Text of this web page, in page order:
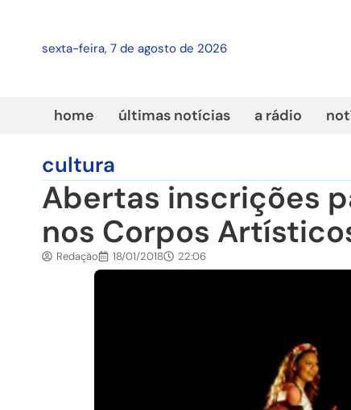
sexta-feira, 7 de agosto de 2026
home últimas notícias a rádio
cultura
Abertas inscrições
nos Corpos
Redação 18/01/2018 22:06